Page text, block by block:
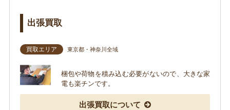
出張買取
買取エリア 東京都・神奈川全域
梱包や荷物を積み込む必要がないので、大きな家
電も楽チンです。
出張買取について